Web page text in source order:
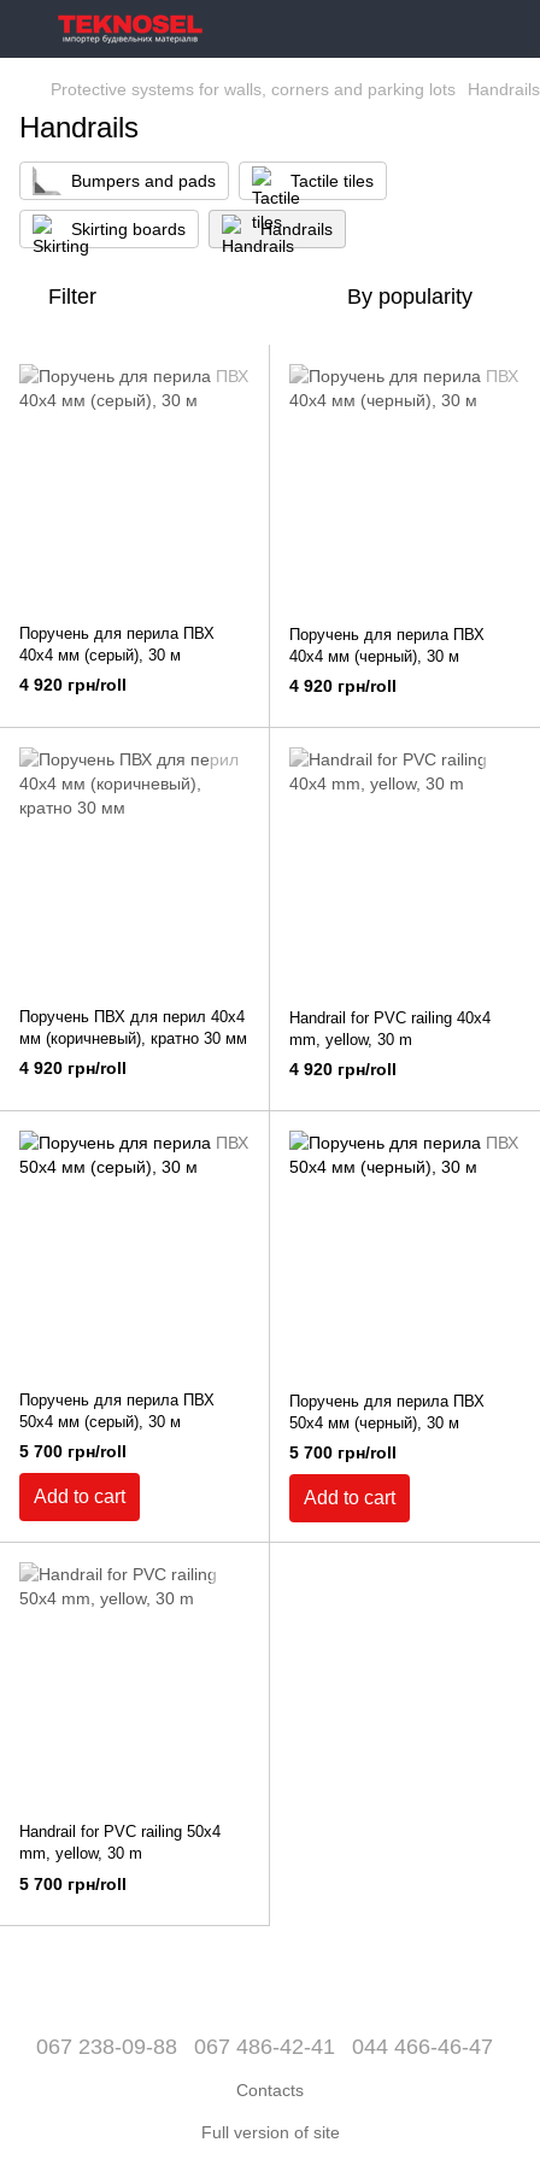
Protective systems for walls, corners and parking lots Handrails
Handrails
Bumpers and pads Tactile tiles
Skirting boards Handrails
Filter By popularity
Поручень для перила ПВХ
40х4 мм (серый), 30 м
4 920 грн/roll
Поручень для перила ПВХ
40х4 мм (черный), 30 м
4 920 грн/roll
Поручень ПВХ для перил 40х4
мм (коричневый), кратно 30 мм
4 920 грн/roll
Handrail for PVC railing 40x4
mm, yellow, 30 m
4 920 грн/roll
Поручень для перила ПВХ
50х4 мм (серый), 30 м
5 700 грн/roll
Add to cart
Поручень для перила ПВХ
50х4 мм (черный), 30 м
5 700 грн/roll
Add to cart
Handrail for PVC railing 50x4
mm, yellow, 30 m
5 700 грн/roll
067 238-09-88 067 486-42-41 044 466-46-47
Contacts
Full version of site